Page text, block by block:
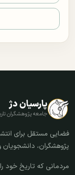
پارسیان دژ
جامعه پژوهشگران
فضایی مستقل برای
پژوهشگران، دانشجویان
مردمانی که تاریخ خود